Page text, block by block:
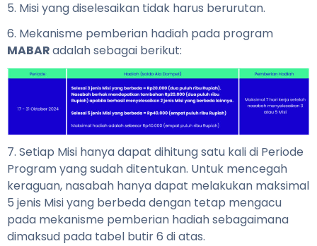
5. Misi yang diselesaikan tidak harus berurutan.
6. Mekanisme pemberian hadiah pada program
MABARadalah sebagai berikut:
7. Setiap Misi hanya dapat dihitung satu kali di Periode
Program yang sudah ditentukan. Untuk mencegah
keraguan, nasabah hanya dapat melakukan maksimal
5 jenis Misi yang berbeda dengan tetap mengacu
pada mekanisme pemberian hadiah sebagaimana
dimaksud pada tabel butir 6 di atas.